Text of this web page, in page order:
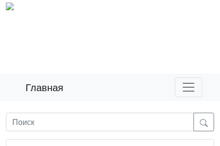
Главная